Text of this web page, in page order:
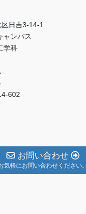
日吉3-14-1
ャンパス
学科
602
お問い合わせ
気軽にお問い合わせください。